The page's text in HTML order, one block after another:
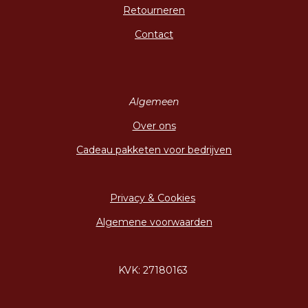
Retourneren
Contact
Algemeen
Over ons
Cadeau pakketen voor bedrijven
Privacy & Cookies
Algemene voorwaarden
KVK: 27180163